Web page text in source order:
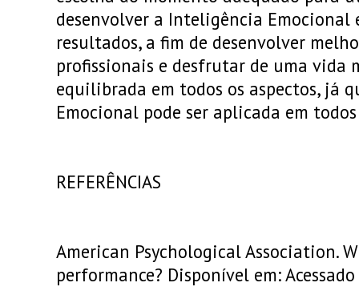
desenvolver a Inteligência Emocional
resultados, a fim de desenvolver
profissionais e desfrutar de uma vida
equilibrada em todos os aspectos, já
Emocional pode ser aplicada em
REFERÊNCIAS
American Psychological Association.
performance? Disponível em: